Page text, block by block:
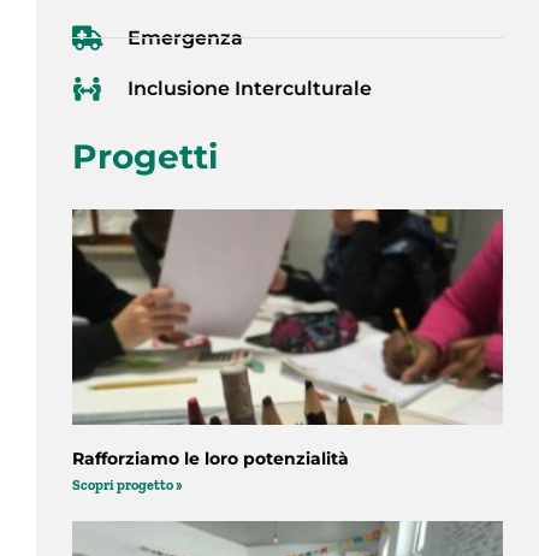
Emergenza
Inclusione Interculturale
Progetti
Rafforziamo le loro potenzialità
Scopri progetto »